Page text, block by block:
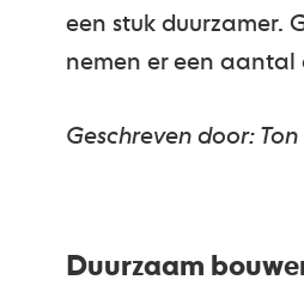
een stuk duurzamer.
nemen er een aantal
Geschreven door:
Duurzaam